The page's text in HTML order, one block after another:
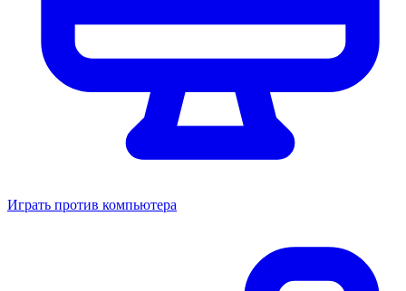
Играть против компьютера